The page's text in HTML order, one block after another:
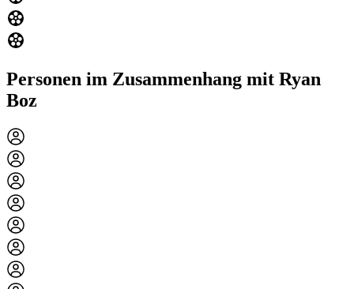
Personen im Zusammenhang mit Ryan
Boz